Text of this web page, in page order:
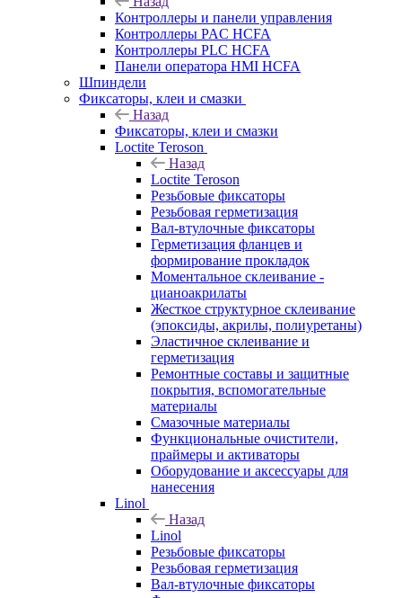
Контроллеры и панели управления
Контроллеры PAC HCFA
Контроллеры PLC HCFA
Панели оператора HMI HCFA
Шпиндели
Фиксаторы, клеи и смазки
Назад
Фиксаторы, клеи и смазки
Loctite Teroson
Назад
Loctite Teroson
Резьбовые фиксаторы
Резьбовая герметизация
Вал-втулочные фиксаторы
Герметизация фланцев и
формирование прокладок
Моментальное склеивание -
цианоакрилаты
Жесткое структурное склеивание
(эпоксиды, акрилы, полиуретаны)
Эластичное склеивание и
герметизация
Ремонтные составы и защитные
покрытия, вспомогательные
материалы
Смазочные материалы
Функциональные очистители,
праймеры и активаторы
Оборудование и аксессуары для
нанесения
Linol
Назад
Linol
Резьбовые фиксаторы
Резьбовая герметизация
Вал-втулочные фиксаторы